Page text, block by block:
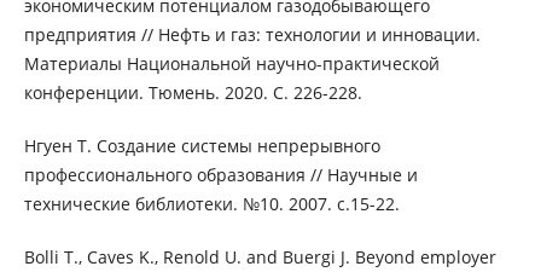
экономическим потенциалом газодобывающего
предприятия // Нефть и газ: технологии и инновации.
Материалы Национальной научно-практической
конференции. Тюмень. 2020. С. 226-228.
Нгуен Т. Создание системы непрерывного
профессионального образования // Научные и
технические библиотеки. №10. 2007. с.15-22.
Bolli T., Caves K., Renold U. and Buergi J. Beyond employer